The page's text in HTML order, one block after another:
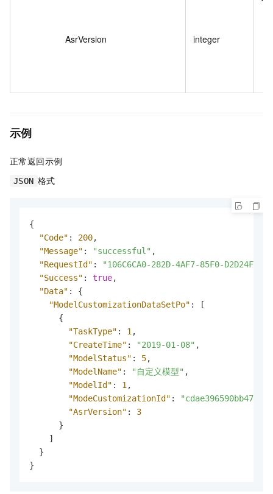
AsrVersion integer
示例
正常返回示例
JSON 格式
{
"Code" : 200,
"Message" : "successful" ,
"RequestId" :
"106C6CA0-282D-4AF7-85F0-
"Success" : true,
"Data" :
{
"ModelCustomizationDataSetPo" :
[
{
"TaskType" : 1 ,
"CreateTime" : "2019-01-08" ,
"ModelStatus" : 5,
"ModelName" : "自定义模型" ,
"ModelId" : 1 ,
"ModeCustomizationId" :
"AsrVersion" :
3
}
]
}
}